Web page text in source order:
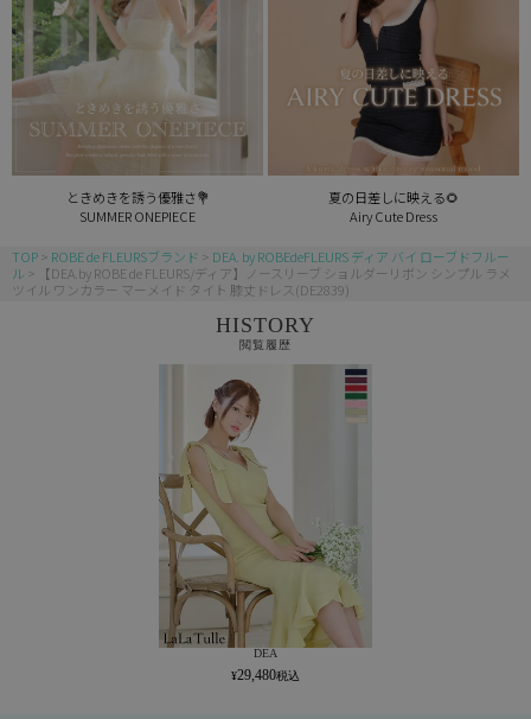
ときめきを誘う優雅さ💐
SUMMER ONEPIECE
夏の日差しに映える🌻
Airy Cute Dress
TOP ROBE de FLEURSブランド
DEA. by ROBEdeFLEURS ディア バイ ローブドフルー
ル
【DEA.by ROBE de FLEURS/ディア】ノースリーブ ショルダーリボン シンプル ラメ
ツイル ワンカラー マーメイド タイト 膝丈ドレス(DE2839)
HISTORY
閲覧履歴
DEA
29,480